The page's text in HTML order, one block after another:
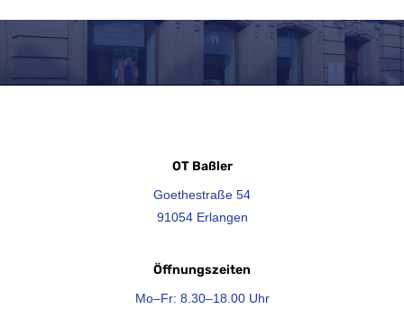
OT Baßler
Goethestraße 54
91054 Erlangen
Öffnungszeiten
Mo–Fr: 8.30–18.00 Uhr